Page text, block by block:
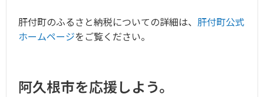
肝付町のふるさと納税についての詳細は、 肝付町公式
ホームページをご覧ください。
阿久根市を応援しよう。